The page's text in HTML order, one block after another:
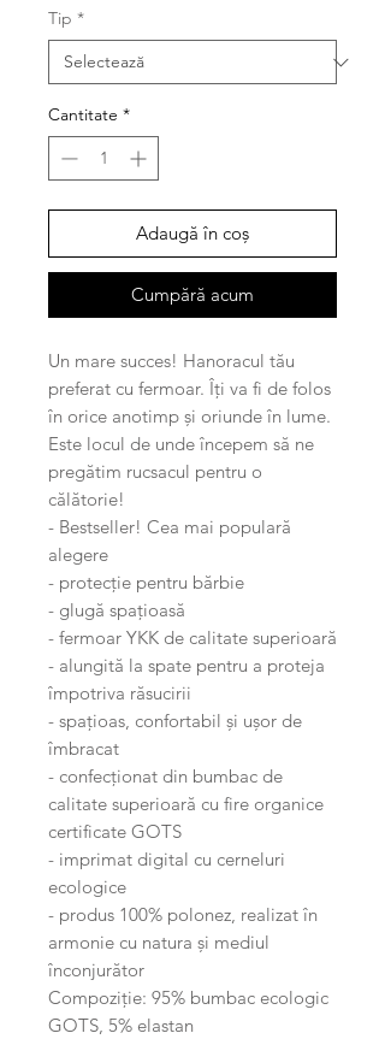
Tip *
Cantitate *
Adaugă în coș
Cumpără acum
Un mare succes! Hanoracul tău
preferat cu fermoar. Îți va fi de folos
în orice anotimp și oriunde în lume.
Este locul de unde începem să ne
pregătim rucsacul pentru o
călătorie!
- Bestseller! Cea mai populară
alegere
- protecție pentru bărbie
- glugă spațioasă
- fermoar YKK de calitate superioară
- alungită la spate pentru a proteja
împotriva răsucirii
- spațioas, confortabil și ușor de
îmbracat
- confecționat din bumbac de
calitate superioară cu fire organice
certificate GOTS
- imprimat digital cu cerneluri
ecologice
- produs 100% polonez, realizat în
armonie cu natura și mediul
înconjurător
Compoziție: 95% bumbac ecologic
GOTS, 5% elastan